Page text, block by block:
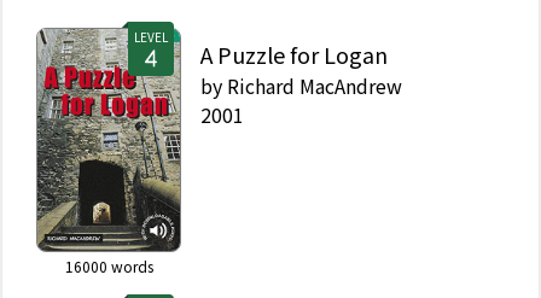
LEVEL
16000 words
A Puzzle for Logan
by Richard MacAndrew
2001